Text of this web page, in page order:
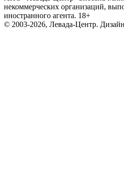
некоммерческих организаций,
иностранного агента. 18+
© 2003-2026, Левада-Центр.